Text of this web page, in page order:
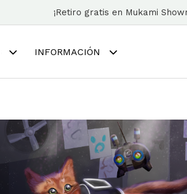
¡Retiro gratis en Mukami
INFORMACIÓN